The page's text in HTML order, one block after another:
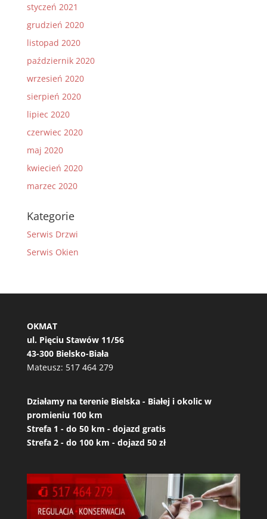
styczeń 2021
grudzień 2020
listopad 2020
październik 2020
wrzesień 2020
sierpień 2020
lipiec 2020
czerwiec 2020
maj 2020
kwiecień 2020
marzec 2020
Kategorie
Serwis Drzwi
Serwis Okien
OKMAT
ul. Pięciu Stawów 11/56
43-300 Bielsko-Biała
Mateusz: 517 464 279
Działamy na terenie Bielska - Białej i okolic w
promieniu 100 km
Strefa 1 - do 50 km - dojazd gratis
Strefa 2 - do 100 km - dojazd 50 zł